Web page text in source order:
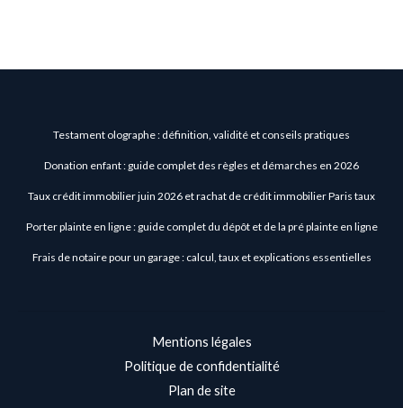
Testament olographe : définition, validité et conseils pratiques
Donation enfant : guide complet des règles et démarches en 2026
Taux crédit immobilier juin 2026 et rachat de crédit immobilier Paris taux
Porter plainte en ligne : guide complet du dépôt et de la pré plainte en ligne
Frais de notaire pour un garage : calcul, taux et explications essentielles
Mentions légales
Politique de confidentialité
Plan de site